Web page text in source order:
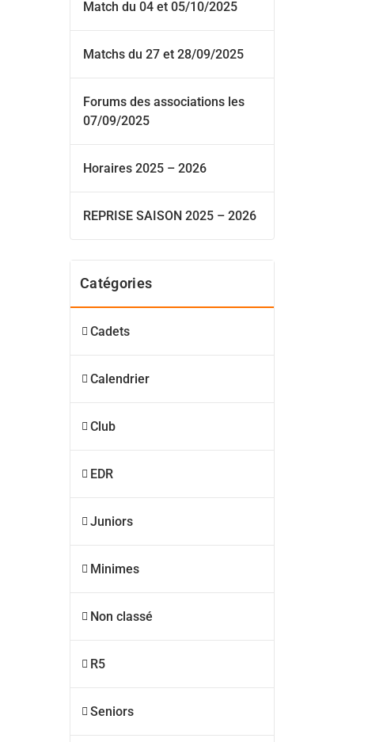
Match du 04 et 05/10/2025
Matchs du 27 et 28/09/2025
Forums des associations les
07/09/2025
Horaires 2025 – 2026
REPRISE SAISON 2025 – 2026
Catégories
Cadets
Calendrier
Club
EDR
Juniors
Minimes
Non classé
R5
Seniors